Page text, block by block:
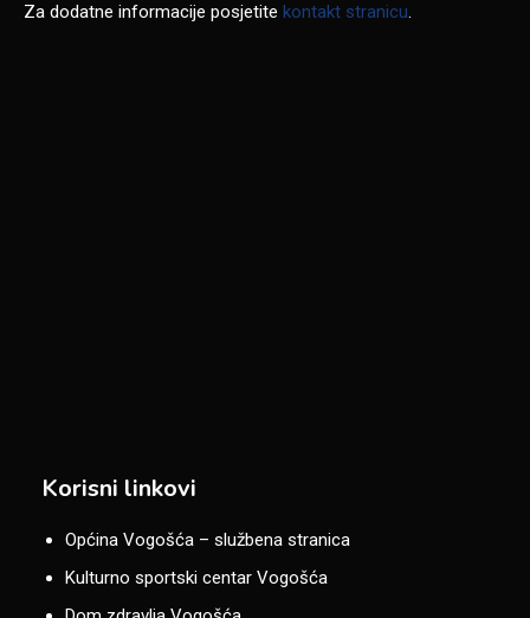
Za dodatne informacije posjetite kontakt stranicu.
Korisni linkovi
Općina Vogošća – službena stranica
Kulturno sportski centar Vogošća